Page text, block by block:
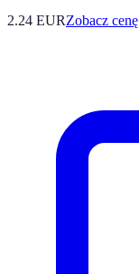
2.24 EURZobacz cenę